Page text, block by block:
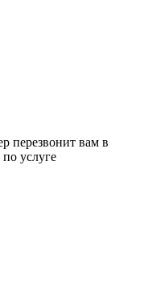
перезвонит вам в
услуге